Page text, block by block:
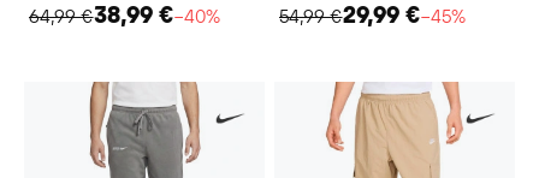
64,99 €38,99 €−40%
54,99 €29,99 €−45%